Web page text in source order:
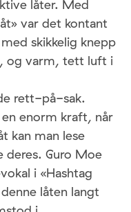
låter. Med
var det kontant
skikkelig knepp
og varm, tett luft i
rett-på-sak.
en enorm kraft, når
kan man lese
deres. Guro Moe
i «Hashtag
låten langt